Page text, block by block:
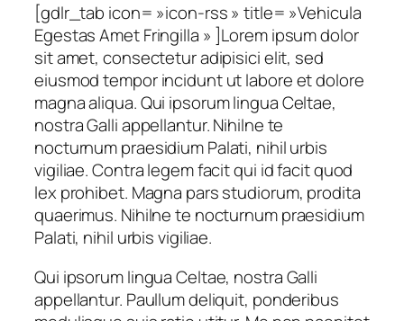
[gdlr_tab icon= »icon-rss » title= »Vehicula
Egestas Amet Fringilla » ]Lorem ipsum dolor
sit amet, consectetur adipisici elit, sed
eiusmod tempor incidunt ut labore et dolore
magna aliqua. Qui ipsorum lingua Celtae,
nostra Galli appellantur. Nihilne te
nocturnum praesidium Palati, nihil urbis
vigiliae. Contra legem facit qui id facit quod
lex prohibet. Magna pars studiorum, prodita
quaerimus. Nihilne te nocturnum praesidium
Palati, nihil urbis vigiliae.
Qui ipsorum lingua Celtae, nostra Galli
appellantur. Paullum deliquit, ponderibus